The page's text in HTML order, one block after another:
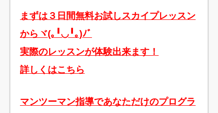
まずは３日間無料お試しスカイプレッスン
からヾ(｡╹◡╹｡)ﾉﾞ
実際のレッスンが体験出来ます！
詳しくはこちら
マンツーマン指導であなただけのプログラ